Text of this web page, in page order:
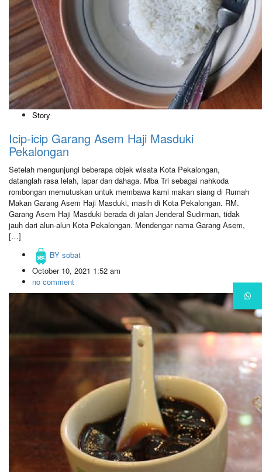
Story
Icip-icip Garang Asem Haji Masduki
Pekalongan
Setelah mengunjungi beberapa objek wisata Kota Pekalongan,
datanglah rasa lelah, lapar dan dahaga. Mba Tri sebagai nahkoda
rombongan memutuskan untuk membawa kami makan siang di Rumah
Makan Garang Asem Haji Masduki, masih di Kota Pekalongan. RM.
Garang Asem Haji Masduki berada di jalan Jenderal Sudirman, tidak
jauh dari alun-alun Kota Pekalongan. Mendengar nama Garang Asem,
[…]
BY sobat
October 10, 2021 1:52 am
no comment